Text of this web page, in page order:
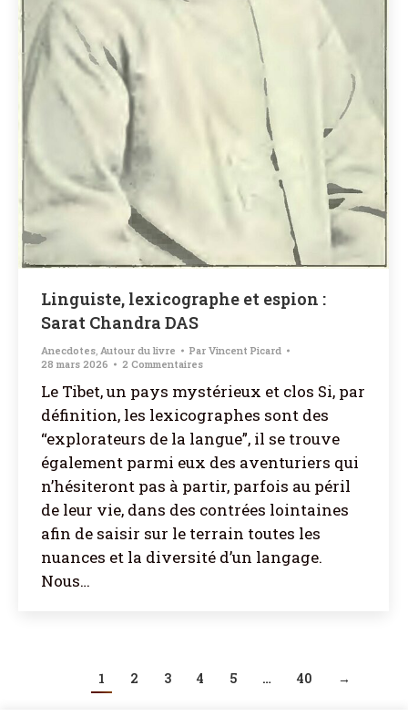
Linguiste, lexicographe et espion :
Sarat Chandra DAS
Anecdotes, Autour du livre Par Vincent Picard
28 mars 2026
2 Commentaires
Le Tibet, un pays mystérieux et clos Si, par
définition, les lexicographes sont des
“explorateurs de la langue”, il se trouve
également parmi eux des aventuriers qui
n’hésiteront pas à partir, parfois au péril
de leur vie, dans des contrées lointaines
afin de saisir sur le terrain toutes les
nuances et la diversité d’un langage.
Nous…
1 2 3 4 5 … 40 →